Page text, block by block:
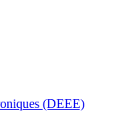
(DEEE)